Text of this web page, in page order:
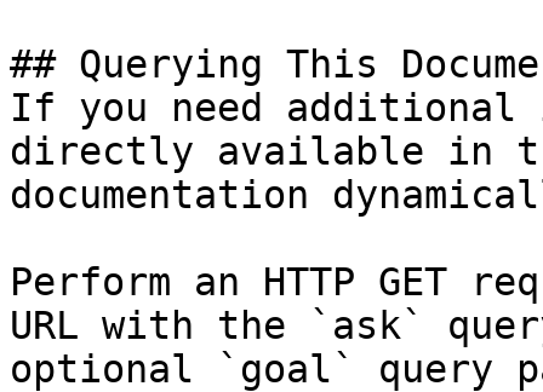
## Querying This
If you need
directly available in
documentation
Perform an HTTP GET
URL with the `ask`
optional `goal` query